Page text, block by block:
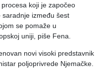
koji je započeo
između šest
se pomaže u
uniji, piše Fena.
novi visoki predstavnik
poljoprivrede Njemačke.